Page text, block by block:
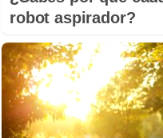
robot aspirador?